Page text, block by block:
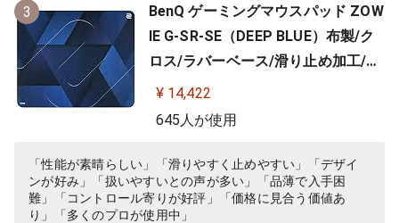
3
BenQ ゲーミングマウスパッド ZOW
IE G-SR-SE（DEEP BLUE）布製/ク
ロス/ラバーベース/滑り止め加工/10
0%フルフラット/3.5ｍｍ
¥ 14,422
645人が使用
「性能が素晴らしい」「滑りやすく止めやすい」「デザイ
ンが好み」「扱いやすいとの声が多い」「品薄で入手困
難」「コントロール寄りが好評」「価格に見合う価値あ
り」「多くのプロが使用中」